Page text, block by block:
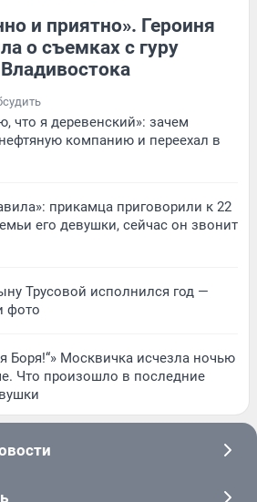
и приятно». Героиня
о съемках с гуру
что я деревенский»: зачем
компанию и переехал в
прикамца приговорили к 22
его девушки, сейчас он звонит
Трусовой исполнился год —
фото
Боря!“» Москвичка исчезла ночью
Что произошло в последние